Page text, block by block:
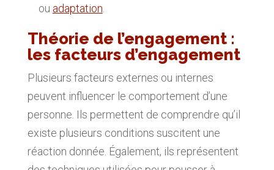
ou adaptation.
Théorie de l’engagement :
les facteurs d’engagement
Plusieurs facteurs externes ou internes
peuvent influencer le comportement d’une
personne. Ils permettent de comprendre qu’il
existe plusieurs conditions suscitent une
réaction donnée. Également, ils représentent